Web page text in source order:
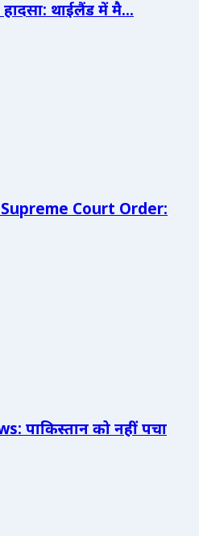
थाईलैंड में मै...
Court Order:
पाकिस्तान को नहीं पचा